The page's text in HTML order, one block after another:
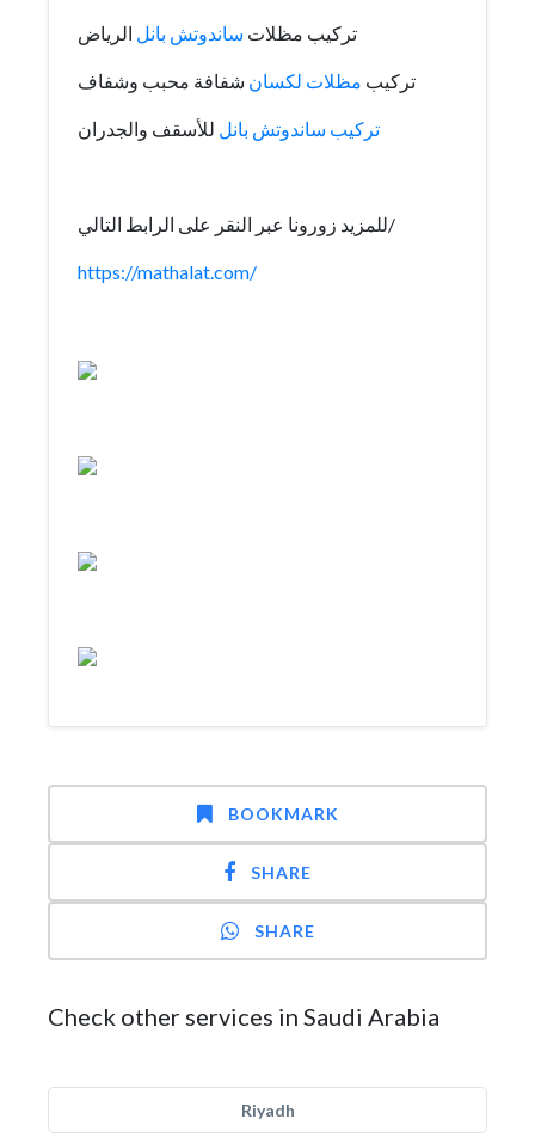
تركيب مظلات ساندوتش بانل الرياض
تركيب مظلات لكسان شفافة محبب وشفاف
تركيب ساندوتش بانل للأسقف والجدران
للمزيد زورونا عبر النقر على الرابط التالي/
https://mathalat.com/
BOOKMARK
SHARE
SHARE
Check other services in Saudi Arabia
Riyadh